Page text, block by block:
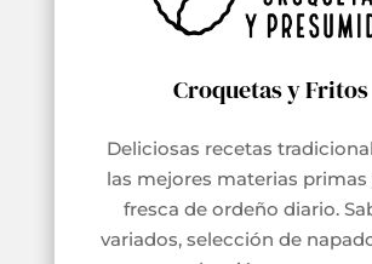
Croquetas y Fritos
Deliciosas recetas
las mejores materias primas
fresca de ordeño diario.
variados, selección de